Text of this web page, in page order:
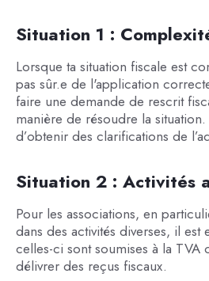
Situation 1 :
Lorsque ta situation fiscale est
pas sûr.e de l'application
faire une demande de rescrit
manière de résoudre la
d’obtenir des clarifications de
Situation 2 : Activités
Pour les associations, en
dans des activités diverses, il est
celles-ci sont soumises à la TVA
délivrer des reçus fiscaux.